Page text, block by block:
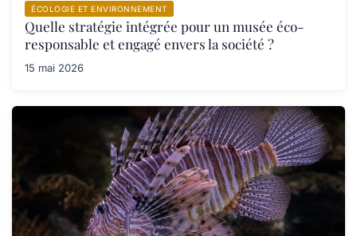
ÉCOLOGIE ET ENVIRONNEMENT
Quelle stratégie intégrée pour un musée éco-
responsable et engagé envers la société ?
15 mai 2026